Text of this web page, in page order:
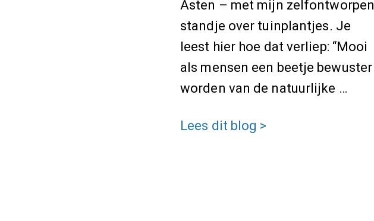
Asten – met mijn zelfontworpen
standje over tuinplantjes. Je
leest hier hoe dat verliep: “Mooi
als mensen een beetje bewuster
worden van de natuurlijke …
Hoe
Lees dit blog >